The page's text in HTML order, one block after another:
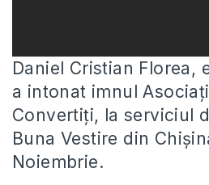
Daniel Cristian Florea,
a intonat imnul
Convertiți, la serviciul
Buna Vestire din
Noiembrie.